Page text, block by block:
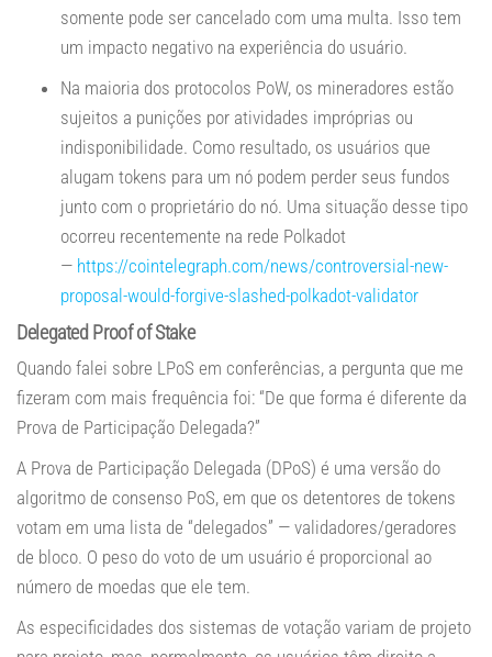
somente pode ser cancelado com uma multa. Isso tem
um impacto negativo na experiência do usuário.
Na maioria dos protocolos PoW, os mineradores estão
sujeitos a punições por atividades impróprias ou
indisponibilidade. Como resultado, os usuários que
alugam tokens para um nó podem perder seus fundos
junto com o proprietário do nó. Uma situação desse tipo
ocorreu recentemente na rede Polkadot
— https://cointelegraph.com/news/controversial-new-
proposal-would-forgive-slashed-polkadot-validator
Delegated Proof of Stake
Quando falei sobre LPoS em conferências, a pergunta que me
fizeram com mais frequência foi: “De que forma é diferente da
Prova de Participação Delegada?”
A Prova de Participação Delegada (DPoS) é uma versão do
algoritmo de consenso PoS, em que os detentores de tokens
votam em uma lista de “delegados” — validadores/geradores
de bloco. O peso do voto de um usuário é proporcional ao
número de moedas que ele tem.
As especificidades dos sistemas de votação variam de projeto